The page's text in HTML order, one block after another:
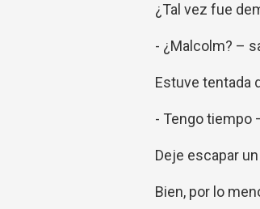
¿Tal vez fue
- ¿Malcolm? –
Estuve tentada
- Tengo tiempo
Deje escapar
Bien, por lo